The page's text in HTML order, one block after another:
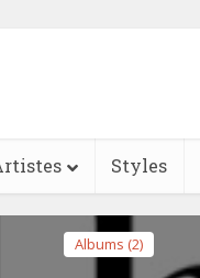
Styles
Albums (2)